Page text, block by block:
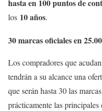
hasta en 100 puntos de
los 10 años.
30 marcas oficiales en
Los compradores que
tendrán a su alcance una
que serán hasta 30 las
prácticamente las principales